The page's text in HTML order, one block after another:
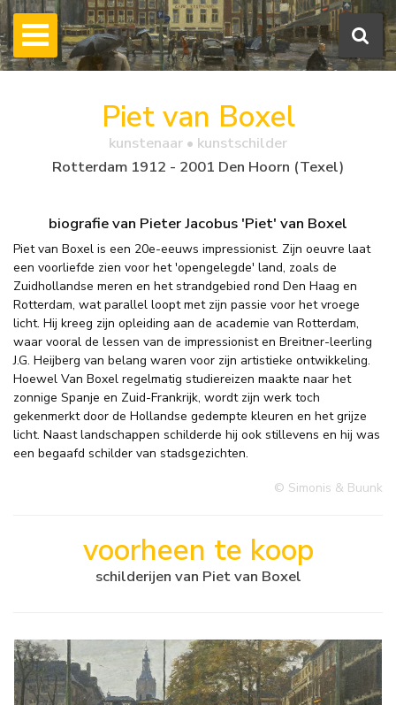
Piet van Boxel
kunstenaar • kunstschilder
Rotterdam 1912 - 2001 Den Hoorn (Texel)
biografie van Pieter Jacobus 'Piet' van Boxel
Piet van Boxel is een 20e-eeuws impressionist. Zijn oeuvre laat
een voorliefde zien voor het 'opengelegde' land, zoals de
Zuidhollandse meren en het strandgebied rond Den Haag en
Rotterdam, wat parallel loopt met zijn passie voor het vroege
licht. Hij kreeg zijn opleiding aan de academie van Rotterdam,
waar vooral de lessen van de impressionist en Breitner-leerling
J.G. Heijberg van belang waren voor zijn artistieke ontwikkeling.
Hoewel Van Boxel regelmatig studiereizen maakte naar het
zonnige Spanje en Zuid-Frankrijk, wordt zijn werk toch
gekenmerkt door de Hollandse gedempte kleuren en het grijze
licht. Naast landschappen schilderde hij ook stillevens en hij was
een begaafd schilder van stadsgezichten.
© Simonis & Buunk
voorheen te koop
schilderijen van Piet van Boxel